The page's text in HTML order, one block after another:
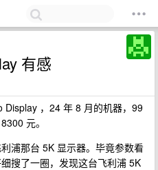
有感
Display ，24 年 8 月的机器，99
元。
浦那台 5K 显示器。毕竟参数看
搜了一圈，发现这台飞利浦 5K